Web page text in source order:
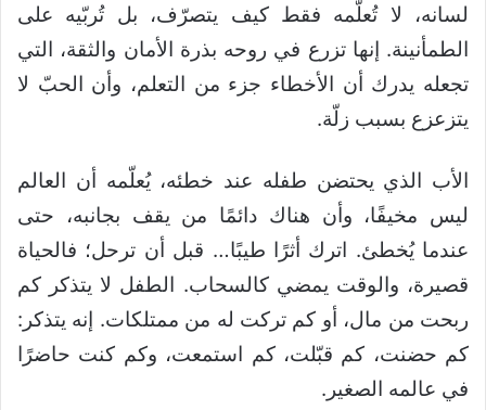
لسانه، لا تُعلّمه فقط كيف يتصرّف، بل تُربّيه على
الطمأنينة. إنها تزرع في روحه بذرة الأمان والثقة، التي
تجعله يدرك أن الأخطاء جزء من التعلم، وأن الحبّ لا
يتزعزع بسبب زلّة.
الأب الذي يحتضن طفله عند خطئه، يُعلّمه أن العالم
ليس مخيفًا، وأن هناك دائمًا من يقف بجانبه، حتى
عندما يُخطئ. اترك أثرًا طيبًا… قبل أن ترحل؛ فالحياة
قصيرة، والوقت يمضي كالسحاب. الطفل لا يتذكر كم
ربحت من مال، أو كم تركت له من ممتلكات. إنه يتذكر:
كم حضنت، كم قبّلت، كم استمعت، وكم كنت حاضرًا
في عالمه الصغير.